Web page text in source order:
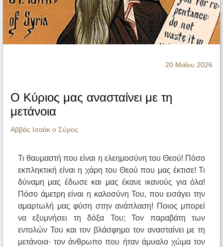
Ηχητικά
20 Μαΐου 2026
Ο Κύριος μας ανασταίνει με τη
μετάνοια
Αββάς Ισαάκ ο Σύρος
Τι θαυμαστή που είναι η ελεημοσύνη του Θεού! Πόσο
εκπληκτική είναι η χάρη του Θεού που μας έκτισε! Τι
δύναμη μας έδωσε και μας έκανε ικανούς για όλα!
Πόσο άμετρη είναι η καλοσύνη Του, που εισάγει την
αμαρτωλή μας φύση στην ανάπλαση! Ποιος μπορεί
να εξυμνήσει τη δόξα Του; Τον παραβάτη των
εντολών Του και τον βλάσφημο τον ανασταίνει με τη
μετάνοια· τον άνθρωπο που ήταν άμυαλο χώμα τον